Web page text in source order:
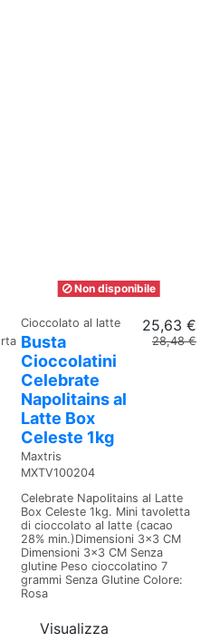
Non disponibile
Cioccolato al latte
Busta
Cioccolatini
Celebrate
Napolitains al
Latte Box
Celeste 1kg
Maxtris
MXTV100204
25,63 €
28,48 €
Celebrate Napolitains al Latte
Box Celeste 1kg. Mini tavoletta
di cioccolato al latte (cacao
28% min.)Dimensioni 3x3 CM
Dimensioni 3x3 CM Senza
glutine Peso cioccolatino 7
grammi Senza Glutine Colore:
Rosa
Visualizza